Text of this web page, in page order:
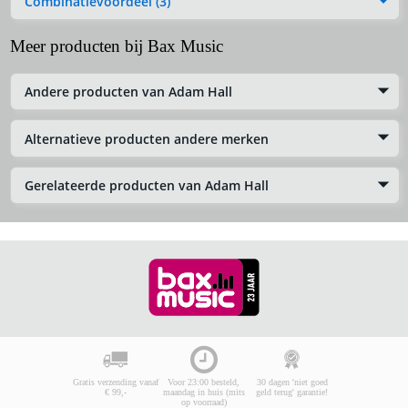
Meer producten bij Bax Music
Andere producten van Adam Hall
Alternatieve producten andere merken
Gerelateerde producten van Adam Hall
Gratis verzending vanaf
€ 99,-
Voor 23:00 besteld,
maandag in huis (mits
op voorraad)
30 dagen 'niet goed
geld terug' garantie!